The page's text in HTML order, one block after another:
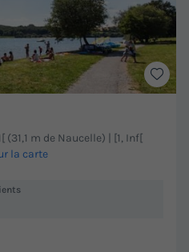
(31,1 m de Naucelle) | [1, Inf[
la carte